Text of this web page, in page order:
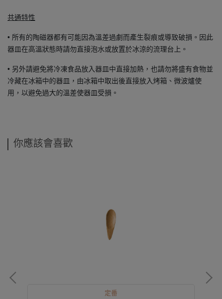
共通特性
• 所有的陶磁器都有可能因為溫差過劇而產生裂痕或導致破損。因此
器皿在高溫狀態時請勿直接泡水或放置於冰涼的流理台上。
• 另外請避免將冷凍食品放入器皿中直接加熱，也請勿將盛有食物並
冷藏在冰箱中的器皿，由冰箱中取出後直接放入烤箱、微波爐使
用，以避免過大的溫差使器皿受損。
你應該會喜歡
定番